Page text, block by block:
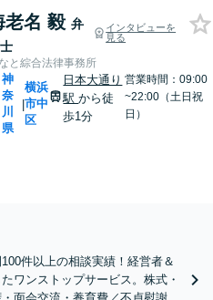
老名 毅 弁
インタビューを
見る
と綜合法律事務所
神
奈
川
県
|
横浜
市中
区
日本大通り
駅から徒
歩1分
営業時間：09:00
~22:00（土日祝
日）
件以上の相談実績！経営者＆
ワンストップサービス。株式・